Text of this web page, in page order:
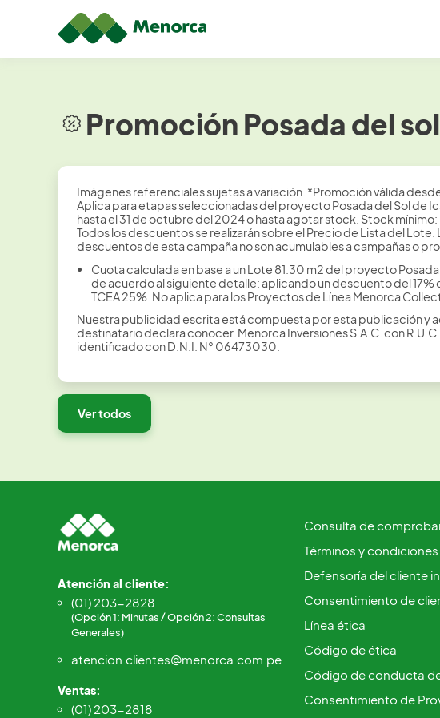
Promoción Posada del
Imágenes referenciales sujetas a variación. *Promoción válida
Aplica para etapas seleccionadas del proyecto Posada del Sol de
hasta el 31 de octubre del 2024 o hasta agotar stock. Stock
Todos los descuentos se realizarán sobre el Precio de Lista del
descuentos de esta campaña no son acumulables a campañas o
Cuota calculada en base a un Lote 81.30 m2 del proyecto
de acuerdo al siguiente detalle: aplicando un descuento del
TCEA 25%. No aplica para los Proyectos de Línea Menorca
Nuestra publicidad escrita está compuesta por esta publicación y
destinatario declara conocer. Menorca Inversiones S.A.C. con
identificado con D.N.I. N° 06473030.
Ver todos
Atención al cliente:
(01) 203-2828
(Opción 1: Minutas / Opción 2: Consultas
Generales)
atencion.clientes@menorca.com.pe
Ventas:
(01) 203-2818
Consulta de
Términos y condiciones
Defensoría del cliente
Consentimiento de
Línea ética
Código de ética
Código de conducta
Consentimiento de